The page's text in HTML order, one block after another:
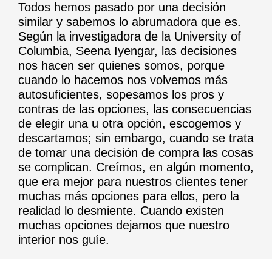
Todos hemos pasado por una decisión
similar y sabemos lo abrumadora que es.
Según la investigadora de la University of
Columbia, Seena Iyengar, las decisiones
nos hacen ser quienes somos, porque
cuando lo hacemos nos volvemos más
autosuficientes, sopesamos los pros y
contras de las opciones, las consecuencias
de elegir una u otra opción, escogemos y
descartamos; sin embargo, cuando se trata
de tomar una decisión de compra las cosas
se complican. Creímos, en algún momento,
que era mejor para nuestros clientes tener
muchas más opciones para ellos, pero la
realidad lo desmiente. Cuando existen
muchas opciones dejamos que nuestro
interior nos guíe.